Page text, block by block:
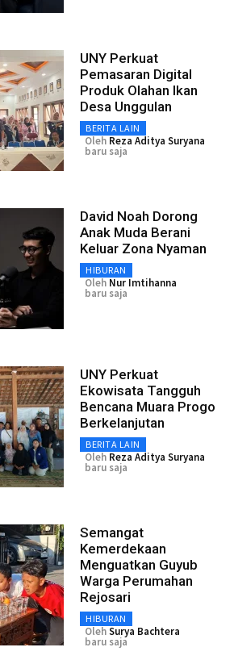
UNY Perkuat
Pemasaran Digital
Produk Olahan Ikan
Desa Unggulan
BERITA LAIN
Oleh Reza Aditya Suryana
baru saja
David Noah Dorong
Anak Muda Berani
Keluar Zona Nyaman
HIBURAN
Oleh Nur Imtihanna
baru saja
UNY Perkuat
Ekowisata Tangguh
Bencana Muara Progo
Berkelanjutan
BERITA LAIN
Oleh Reza Aditya Suryana
baru saja
Semangat
Kemerdekaan
Menguatkan Guyub
Warga Perumahan
Rejosari
HIBURAN
OlehSurya Bachtera
baru saja